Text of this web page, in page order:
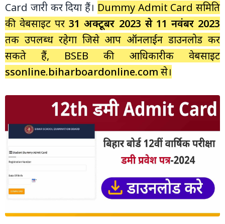
Card जारी कर दिया हैं। Dummy Admit Card समिति
की वेबसाइट पर31 अक्टूबर 2023 से 11 नवंबर 2023
तक उपलब्‍ध रहेगा जिसे आप ऑनलाईन डाउनलोड कर
सकते हैं, BSEB की आधिकारीक वेबसाइट
ssonline.biharboardonline.com से।